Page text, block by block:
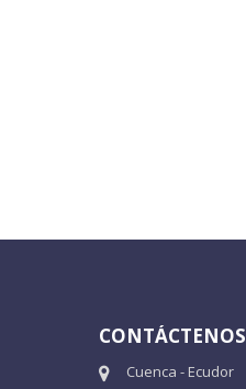
CONTÁCTENOS
Cuenca - Ecudor